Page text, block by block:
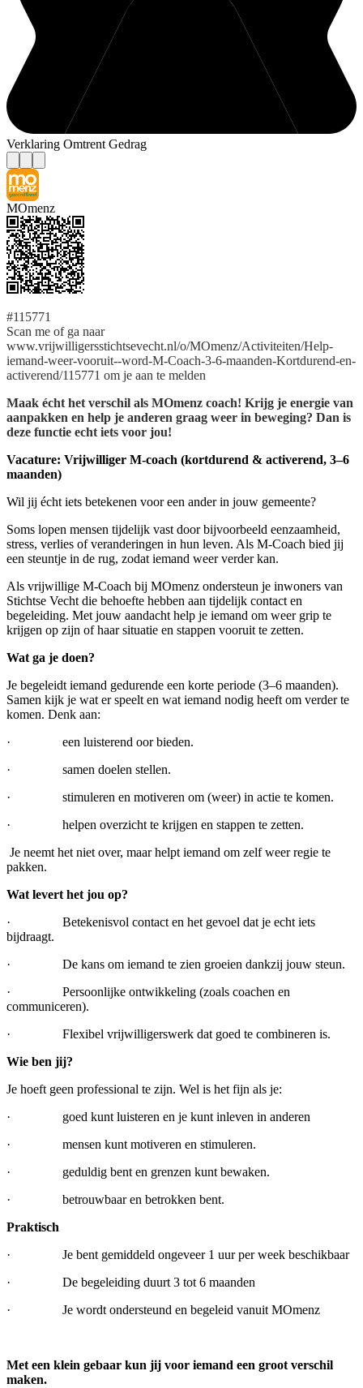
Verklaring Omtrent Gedrag
MOmenz
#115771
Scan me of ga naar
www.vrijwilligersstichtsevecht.nl/o/MOmenz/Activiteiten/Help-
iemand-weer-vooruit--word-M-Coach-3-6-maanden-Kortdurend-en-
activerend/115771 om je aan te melden
Maak écht het verschil als MOmenz coach! Krijg je energie van
aanpakken en help je anderen graag weer in beweging? Dan is
deze functie echt iets voor jou!
Vacature: Vrijwilliger M-coach (kortdurend & activerend, 3–6
maanden)
Wil jij écht iets betekenen voor een ander in jouw gemeente?
Soms lopen mensen tijdelijk vast door bijvoorbeeld eenzaamheid,
stress, verlies of veranderingen in hun leven. Als M-Coach bied jij
een steuntje in de rug, zodat iemand weer verder kan.
Als vrijwillige M-Coach bij MOmenz ondersteun je inwoners van
Stichtse Vecht die behoefte hebben aan tijdelijk contact en
begeleiding. Met jouw aandacht help je iemand om weer grip te
krijgen op zijn of haar situatie en stappen vooruit te zetten.
Wat ga je doen?
Je begeleidt iemand gedurende een korte periode (3–6 maanden).
Samen kijk je wat er speelt en wat iemand nodig heeft om verder te
komen. Denk aan:
· een luisterend oor bieden.
· samen doelen stellen.
· stimuleren en motiveren om (weer) in actie te komen.
· helpen overzicht te krijgen en stappen te zetten.
Je neemt het niet over, maar helpt iemand om zelf weer regie te
pakken.
Wat levert het jou op?
· Betekenisvol contact en het gevoel dat je echt iets
bijdraagt.
· De kans om iemand te zien groeien dankzij jouw steun.
· Persoonlijke ontwikkeling (zoals coachen en
communiceren).
· Flexibel vrijwilligerswerk dat goed te combineren is.
Wie ben jij?
Je hoeft geen professional te zijn. Wel is het fijn als je:
· goed kunt luisteren en je kunt inleven in anderen
· mensen kunt motiveren en stimuleren.
· geduldig bent en grenzen kunt bewaken.
· betrouwbaar en betrokken bent.
Praktisch
· Je bent gemiddeld ongeveer 1 uur per week beschikbaar
· De begeleiding duurt 3 tot 6 maanden
· Je wordt ondersteund en begeleid vanuit MOmenz
Met een klein gebaar kun jij voor iemand een groot verschil
maken.